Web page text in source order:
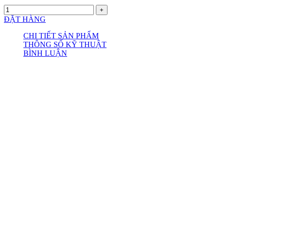
ĐẶT HÀNG
CHI TIẾT SẢN PHẨM
THÔNG SỐ KỸ THUẬT
BÌNH LUẬN